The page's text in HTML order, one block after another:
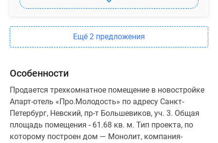
Ещё 2 предложения
Особенности
Продается трехкомнатное помещение в новостройке
Апарт-отель «Про.Молодость» по адресу Санкт-
Петербург, Невский, пр-т Большевиков, уч. 3. Общая
площадь помещения - 61.68 кв. м. Тип проекта, по
которому построен дом — Монолит, компания-